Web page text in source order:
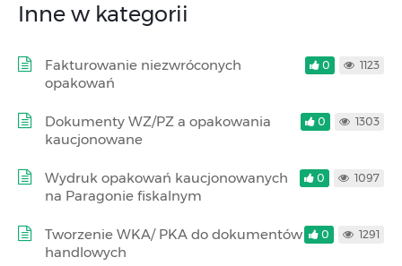
Inne w kategorii
Fakturowanie niezwróconych
opakowań
0 1123
Dokumenty WZ/PZ a opakowania
kaucjonowane
0 1303
Wydruk opakowań kaucjonowanych
na Paragonie fiskalnym
0 1097
Tworzenie WKA/ PKA do dokumentów
handlowych
0 1291